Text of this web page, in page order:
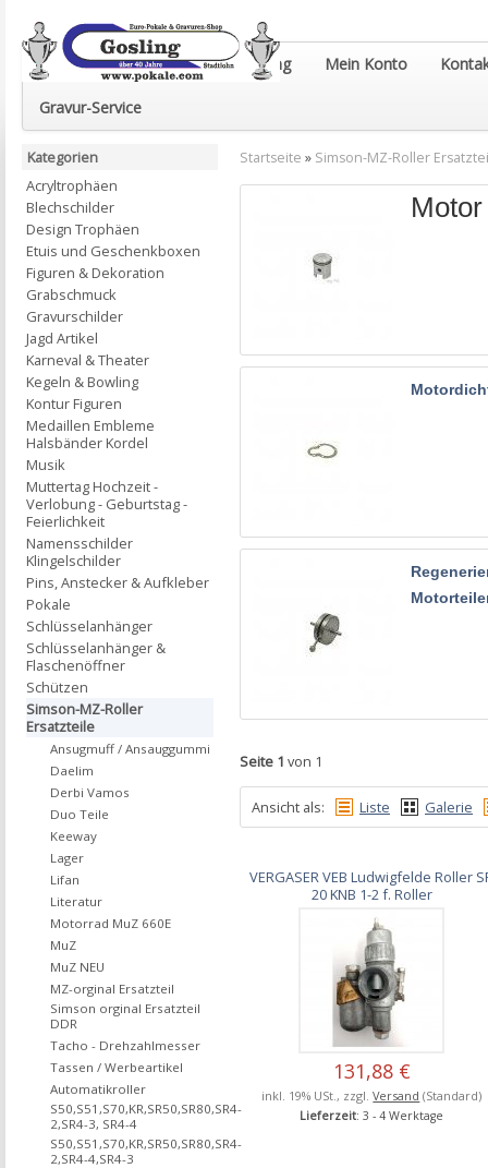
Euro-Pokale & Gravur-Shop Gosling Mein Konto
Gravur-Service
Startseite » Simson-MZ-Roller
Motor
Seite 1 von 1
Ansicht als: Liste Galerie
VERGASER VEB Ludwigfelde Roller
20 KNB 1-2 f. Roller
131,88 €
inkl. 19% USt., zzgl.Versand (Standard)
Lieferzeit: 3 - 4 Werktage
Kategorien
Acryltrophäen
Blechschilder
Design Trophäen
Etuis und Geschenkboxen
Figuren & Dekoration
Grabschmuck
Gravurschilder
Jagd Artikel
Karneval & Theater
Kegeln & Bowling
Kontur Figuren
Medaillen Embleme
Halsbänder Kordel
Musik
Muttertag Hochzeit -
Verlobung - Geburtstag -
Feierlichkeit
Namensschilder
Klingelschilder
Pins, Anstecker & Aufkleber
Pokale
Schlüsselanhänger
Schlüsselanhänger &
Flaschenöffner
Schützen
Simson-MZ-Roller
Ersatzteile
Ansugmuff / Ansauggummi
Daelim
Derbi Vamos
Duo Teile
Keeway
Lager
Lifan
Literatur
Motorrad MuZ 660E
MuZ
MuZ NEU
MZ-orginal Ersatzteil
Simson orginal Ersatzteil
DDR
Tacho - Drehzahlmesser
Tassen / Werbeartikel
Automatikroller
S50,S51,S70,KR,SR50,SR80,SR4-
2,SR4-3, SR4-4
S50,S51,S70,KR,SR50,SR80,SR4-
2,SR4-4,SR4-3